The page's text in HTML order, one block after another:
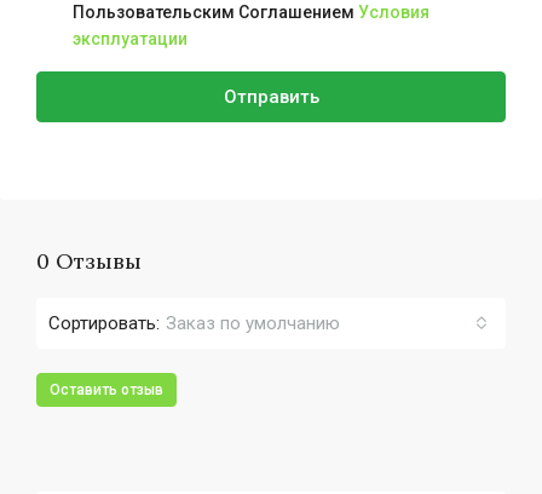
Пользовательским Соглашением Условия
эксплуатации
Отправить
0 Отзывы
Сортировать: Заказ по умолчанию
Оставить отзыв